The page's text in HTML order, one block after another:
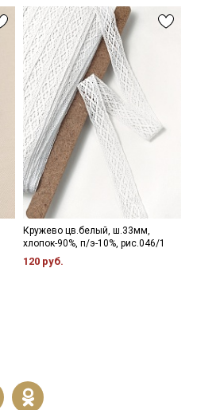
Кружево цв.белый, ш.33мм,
хлопок-90%, п/э-10%, рис.046/1
120 руб.